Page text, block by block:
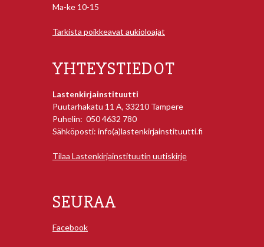
Ma-ke 10-15
Tarkista poikkeavat aukioloajat
YHTEYSTIEDOT
Lastenkirjainstituutti
Puutarhakatu 11 A, 33210 Tampere
Puhelin: 050 4632 780
Sähköposti: info(a)lastenkirjainstituutti.fi
Tilaa Lastenkirjainstituutin uutiskirje
SEURAA
Facebook